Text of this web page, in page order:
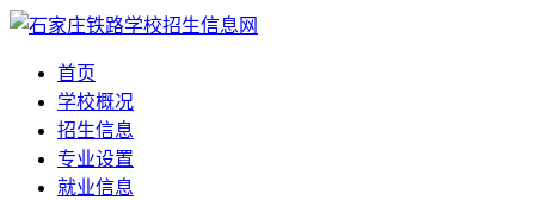
首页
学校概况
招生信息
专业设置
就业信息